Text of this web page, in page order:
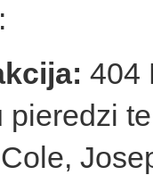
404
pieredzi